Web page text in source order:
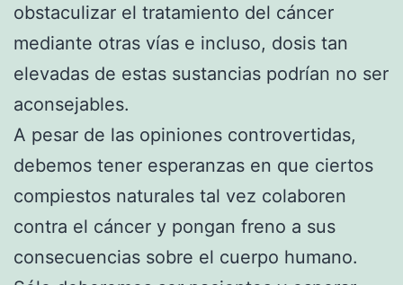
obstaculizar el tratamiento del cáncer
mediante otras vías e incluso, dosis tan
elevadas de estas sustancias podrían no ser
aconsejables.
A pesar de las opiniones controvertidas,
debemos tener esperanzas en que ciertos
compiestos naturales tal vez colaboren
contra el cáncer y pongan freno a sus
consecuencias sobre el cuerpo humano.